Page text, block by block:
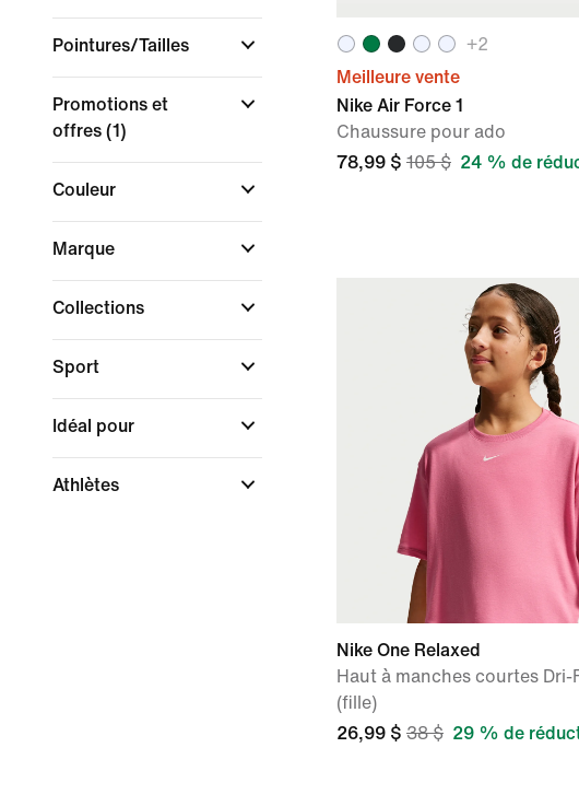
Pointures/Tailles
Promotions et
offres(1)
Couleur
Marque
Collections
Sport
Idéal pour
Athlètes
+2
Meilleure vente
Nike Air Force 1
Chaussure pour ado
78,99 $ 105 $ 24 % de
Nike One Relaxed
Haut à manches courtes Dri-
(fille)
26,99 $ 38 $ 29 % de